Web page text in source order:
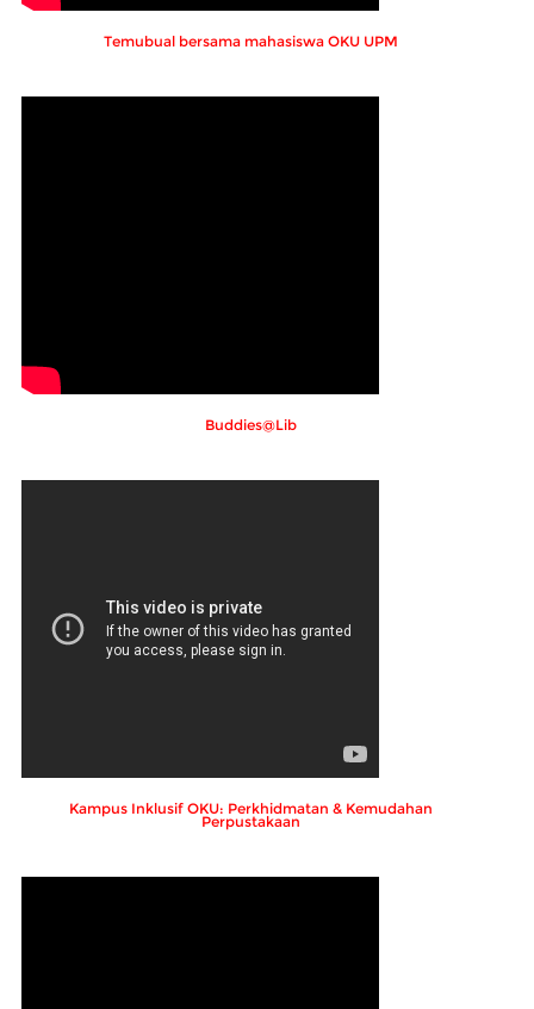
Temubual bersama mahasiswa OKU UPM
Buddies@Lib
Kampus Inklusif OKU: Perkhidmatan & Kemudahan
Perpustakaan